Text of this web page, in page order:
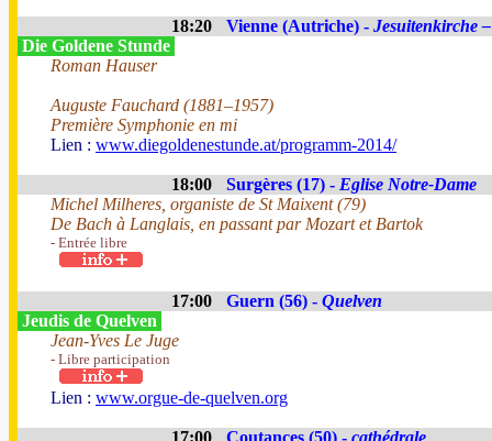
18:20 Vienne (Autriche) - Jesuitenkirche
Die Goldene Stunde
Roman Hauser
Auguste Fauchard (1881–1957)
Première Symphonie en mi
Lien : www.diegoldenestunde.at/programm-2014/
18:00 Surgères (17) - Eglise Notre-Dame
Michel Milheres, organiste de St Maixent (79)
De Bach à Langlais, en passant par Mozart et Bartok
- Entrée libre
17:00 Guern (56) - Quelven
Jeudis de Quelven
Jean-Yves Le Juge
- Libre participation
Lien : www.orgue-de-quelven.org
17:00 Coutances (50) - cathédrale